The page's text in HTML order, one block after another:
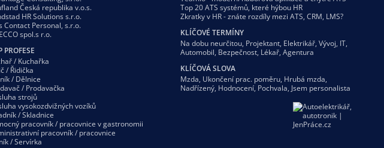
Česká republika v.o.s.
HR Solutions s.r.o.
Contact Personal, s.r.o.
spol.s r.o.
PROFESE
/ Kuchařka
/ Řidička
/ Dělnice
/ Prodavačka
strojů
vysokozdvižných vozíků
/ Skladnice
pracovník / pracovnice v gastronomii
pracovník / pracovnice
/ Servírka
Top 20 ATS systémů, které hýbou HR
Zkratky v HR - znáte rozdíly mezi ATS, CRM, LMS?
KLÍČOVÉ TERMÍNY
Na dobu neurčitou, Projektant, Elektrikář, Vývoj, IT,
Automobil, Bezpečnost, Lékař, Agentura
KLÍČOVÁ SLOVA
Mzda, Ukončení prac. poměru, Hrubá mzda,
Nadřízený, Hodnocení, Pochvala, Jsem personalista